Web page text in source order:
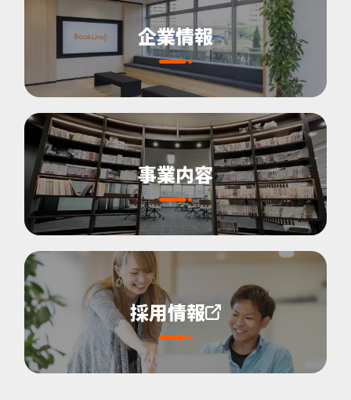
企業情報
事業内容
採用情報